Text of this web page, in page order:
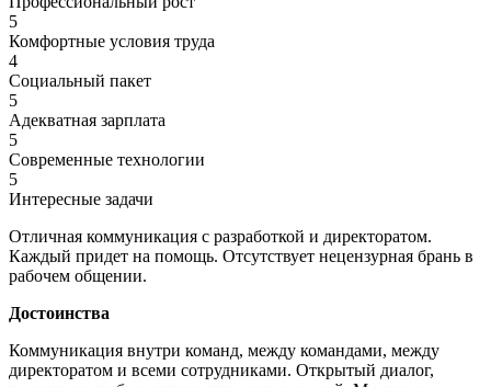
5
Комфортные условия труда
4
Социальный пакет
5
Адекватная зарплата
5
Современные технологии
5
Интересные задачи
Отличная коммуникация с разработкой и директоратом.
Каждый придет на помощь. Отсутствует нецензурная брань в
рабочем общении.
Достоинства
Коммуникация внутри команд, между командами, между
директоратом и всеми сотрудниками. Открытый диалог,